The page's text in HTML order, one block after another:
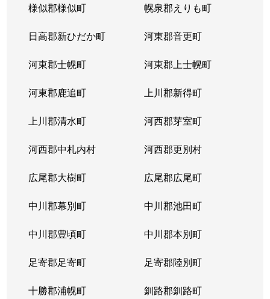
様似郡様似町 幌泉郡えりも町
日高郡新ひだか町 河東郡音更町
河東郡士幌町 河東郡上士幌町
河東郡鹿追町 上川郡新得町
上川郡清水町 河西郡芽室町
河西郡中札内村 河西郡更別村
広尾郡大樹町 広尾郡広尾町
中川郡幕別町 中川郡池田町
中川郡豊頃町 中川郡本別町
足寄郡足寄町 足寄郡陸別町
十勝郡浦幌町 釧路郡釧路町